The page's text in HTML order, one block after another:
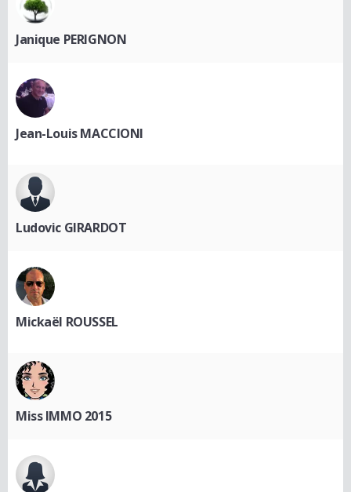
Janique PERIGNON
Jean-Louis MACCIONI
Ludovic GIRARDOT
Mickaël ROUSSEL
Miss IMMO 2015